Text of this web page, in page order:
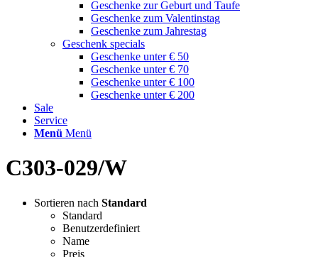
Geschenke zur Geburt und Taufe
Geschenke zum Valentinstag
Geschenke zum Jahrestag
Geschenk specials
Geschenke unter € 50
Geschenke unter € 70
Geschenke unter € 100
Geschenke unter € 200
Sale
Service
Menü Menü
C303-029/W
Sortieren nach Standard
Standard
Benutzerdefiniert
Name
Preis